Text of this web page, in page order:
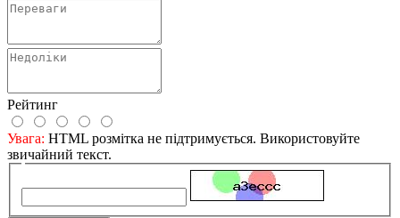
Рейтинг
Увага: HTML розмітка не підтримується. Використовуйте
звичайний текст.